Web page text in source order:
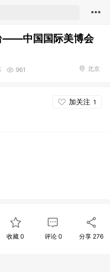
——中国国际美博会
961 北京
加关注 1
收藏 0 评论 0 分享 276